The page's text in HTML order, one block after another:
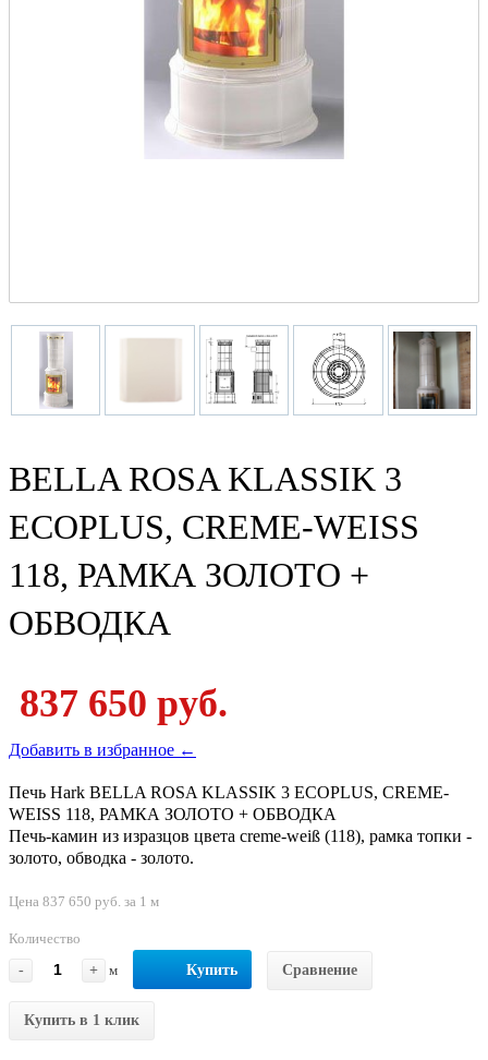
BELLA ROSA KLASSIK 3
ECOPLUS, CREME-WEISS
118, РАМКА ЗОЛОТО +
ОБВОДКА
837 650 руб.
Добавить в избранное ←
Печь Hark BELLA ROSA KLASSIK 3 ECOPLUS, CREME-
WEISS 118, РАМКА ЗОЛОТО + ОБВОДКА
Печь-камин из изразцов цвета creme-weiß (118), рамка топки -
золото, обводка - золото.
Цена 837 650 руб. за 1 м
Количество
-
+ м Купить Сравнение
Купить в 1 клик